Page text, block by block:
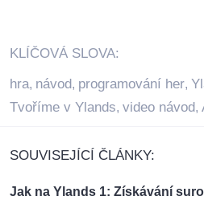
KLÍČOVÁ SLOVA:
hra, návod, programování her,
Tvoříme v Ylands, video návod,
SOUVISEJÍCÍ ČLÁNKY:
Jak na Ylands 1: Získávání